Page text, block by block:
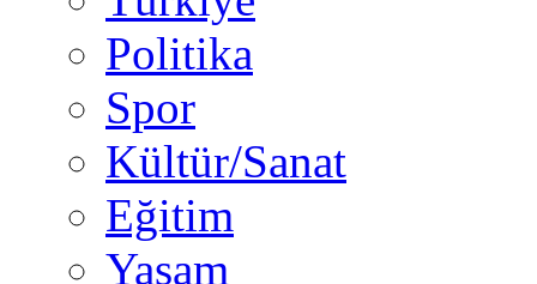
Politika
Spor
Kültür/Sanat
Eğitim
Yaşam